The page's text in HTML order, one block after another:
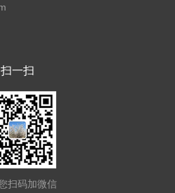
扫一扫
扫码加微信